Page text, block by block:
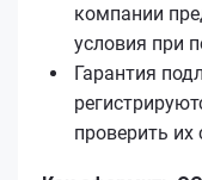
компании
условия при
Гарантия
проверить их